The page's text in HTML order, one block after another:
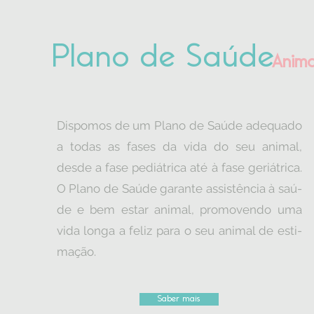
Plano de Saúde
Dispomos de um Plano de Saúde adequado
a todas as fases da vida do seu animal,
desde a fase pediátrica até à fase geriátrica.
O Plano de Saúde garante assistência à saú-
de e bem estar animal, promovendo uma
vida longa a feliz para o seu animal de esti-
mação.
Saber mais